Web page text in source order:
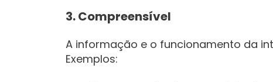
3. Compreensível
A informação e o funcionamento da
Exemplos: